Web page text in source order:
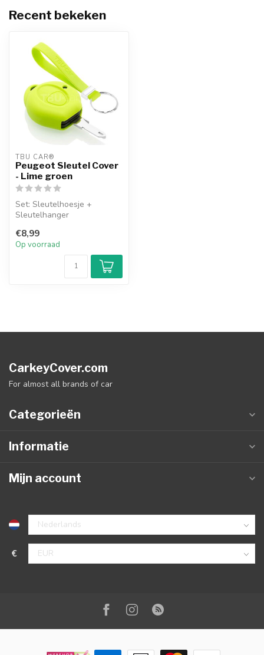
Recent bekeken
TBU CAR®
Peugeot Sleutel Cover
- Lime groen
Set: Sleutelhoesje +
Sleutelhanger
€8,99
Op voorraad
CarkeyCover.com
For almost all brands of car
Categorieën
Informatie
Mijn account
€